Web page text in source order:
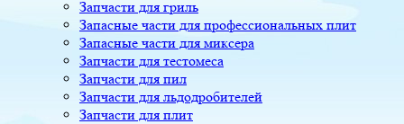
Запчасти для гриль
Запасные части для профессиональных плит
Запасные части для миксера
Запчасти для тестомеса
Запчасти для пил
Запчасти для льдодробителей
Запчасти для плит